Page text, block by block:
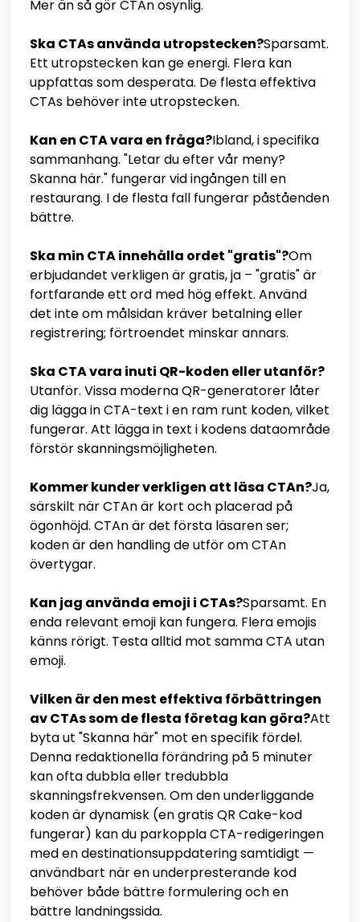
Mer än så gör CTAn osynlig.
Ska CTAs använda utropstecken?Sparsamt.
Ett utropstecken kan ge energi. Flera kan
uppfattas som desperata. De flesta effektiva
CTAs behöver inte utropstecken.
Kan en CTA vara en fråga?Ibland, i specifika
sammanhang. "Letar du efter vår meny?
Skanna här." fungerar vid ingången till en
restaurang. I de flesta fall fungerar påståenden
bättre.
Ska min CTA innehålla ordet "gratis"?Om
erbjudandet verkligen är gratis, ja – "gratis" är
fortfarande ett ord med hög effekt. Använd
det inte om målsidan kräver betalning eller
registrering; förtroendet minskar annars.
Ska CTA vara inuti QR-koden eller utanför?
Utanför. Vissa moderna QR-generatorer låter
dig lägga in CTA-text i en ram runt koden, vilket
fungerar. Att lägga in text i kodens dataområde
förstör skanningsmöjligheten.
Kommer kunder verkligen att läsa CTAn?Ja,
särskilt när CTAn är kort och placerad på
ögonhöjd. CTAn är det första läsaren ser;
koden är den handling de utför om CTAn
övertygar.
Kan jag använda emoji i CTAs?Sparsamt. En
enda relevant emoji kan fungera. Flera emojis
känns rörigt. Testa alltid mot samma CTA utan
emoji.
Vilken är den mest effektiva förbättringen
av CTAs som de flesta företag kan göra?Att
byta ut "Skanna här" mot en specifik fördel.
Denna redaktionella förändring på 5 minuter
kan ofta dubbla eller tredubbla
skanningsfrekvensen. Om den underliggande
koden är dynamisk (en gratis QR Cake-kod
fungerar) kan du parkoppla CTA-redigeringen
med en destinationsuppdatering samtidigt —
användbart när en underpresterande kod
behöver både bättre formulering och en
bättre landningssida.